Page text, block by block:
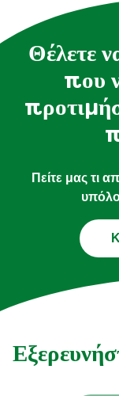
Θέλετε
που
Πείτε μας τι